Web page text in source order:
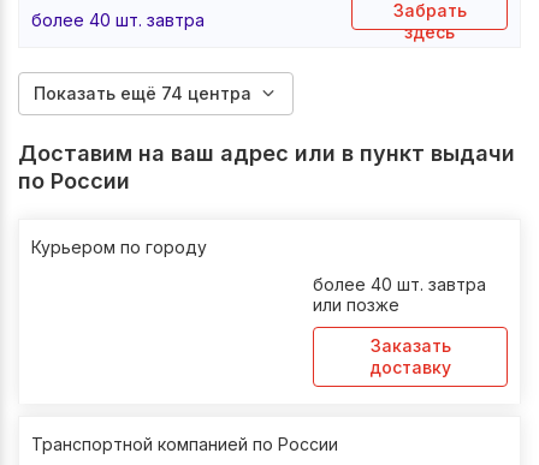
более 40 шт. завтра
Забрать
здесь
Показать ещё 74 центра
Доставим на ваш адрес или в пункт выдачи
по России
Курьером по городу
более 40 шт. завтра
или позже
Заказать
доставку
Транспортной компанией по России